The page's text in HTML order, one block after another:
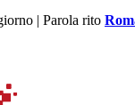
| Parola rito